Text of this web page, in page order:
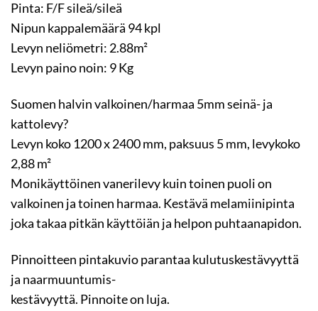
Pinta: F/F sileä/sileä
Nipun kappalemäärä 94 kpl
Levyn neliömetri: 2.88m²
Levyn paino noin: 9 Kg
Suomen halvin valkoinen/harmaa 5mm seinä- ja
kattolevy?
Levyn koko 1200 x 2400 mm, paksuus 5 mm, levykoko
2,88 m²
Monikäyttöinen vanerilevy kuin toinen puoli on
valkoinen ja toinen harmaa. Kestävä melamiinipinta
joka takaa pitkän käyttöiän ja helpon puhtaanapidon.
Pinnoitteen pintakuvio parantaa kulutuskestävyyttä
ja naarmuuntumis-
kestävyyttä. Pinnoite on luja.